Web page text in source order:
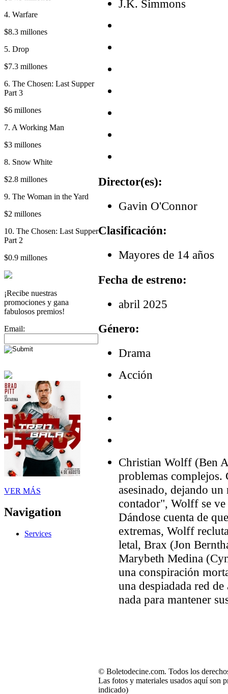
4. Warfare
$8.3 millones
5. Drop
$7.3 millones
6. The Chosen: Last Supper
Part 3
$6 millones
7. A Working Man
$3 millones
8. Snow White
$2.8 millones
9. The Woman in the Yard
$2 millones
10. The Chosen: Last Supper
Part 2
$0.9 millones
¡Recibe nuestras
promociones y gana
fabulosos premios!
Email:
VER MÁS
Navigation
Services
J.K. Simmons
Director(es):
Gavin O'Connor
Clasificación:
Mayores de 14 años
Fecha de estreno:
abril 2025
Género:
Drama
Acción
Christian Wolff (Ben
problemas complejos.
asesinado, dejando
contador", Wolff se
Dándose cuenta de
extremas, Wolff
letal, Brax (Jon
Marybeth Medina
una conspiración
una despiadada red
nada para mantener
© Boletodecine.com. Todos los
Las fotos y materiales usados aquí son
indicado)